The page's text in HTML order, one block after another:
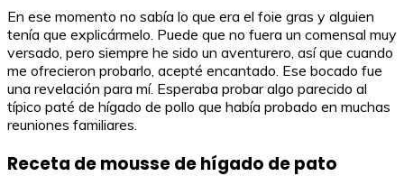
En ese momento no sabía lo que era el foie gras y alguien
tenía que explicármelo. Puede que no fuera un comensal muy
versado, pero siempre he sido un aventurero, así que cuando
me ofrecieron probarlo, acepté encantado. Ese bocado fue
una revelación para mí. Esperaba probar algo parecido al
típico paté de hígado de pollo que había probado en muchas
reuniones familiares.
Receta de mousse de hígado de pato